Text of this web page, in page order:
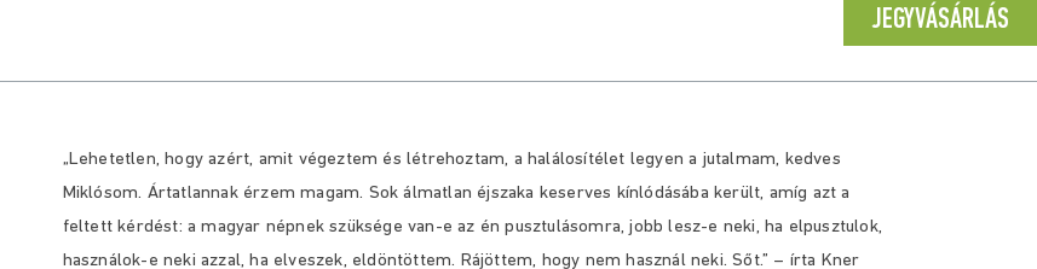
JEGYVÁSÁRLÁS
„Lehetetlen, hogy azért, amit végeztem és létrehoztam, a halálosítélet legyen a jutalmam, kedves
Miklósom. Ártatlannak érzem magam. Sok álmatlan éjszaka keserves kínlódásába került, amíg azt a
feltett kérdést: a magyar népnek szüksége van-e az én pusztulásomra, jobb lesz-e neki, ha elpusztulok,
használok-e neki azzal, ha elveszek, eldöntöttem. Rájöttem, hogy nem használ neki. Sőt.” – írta Kner